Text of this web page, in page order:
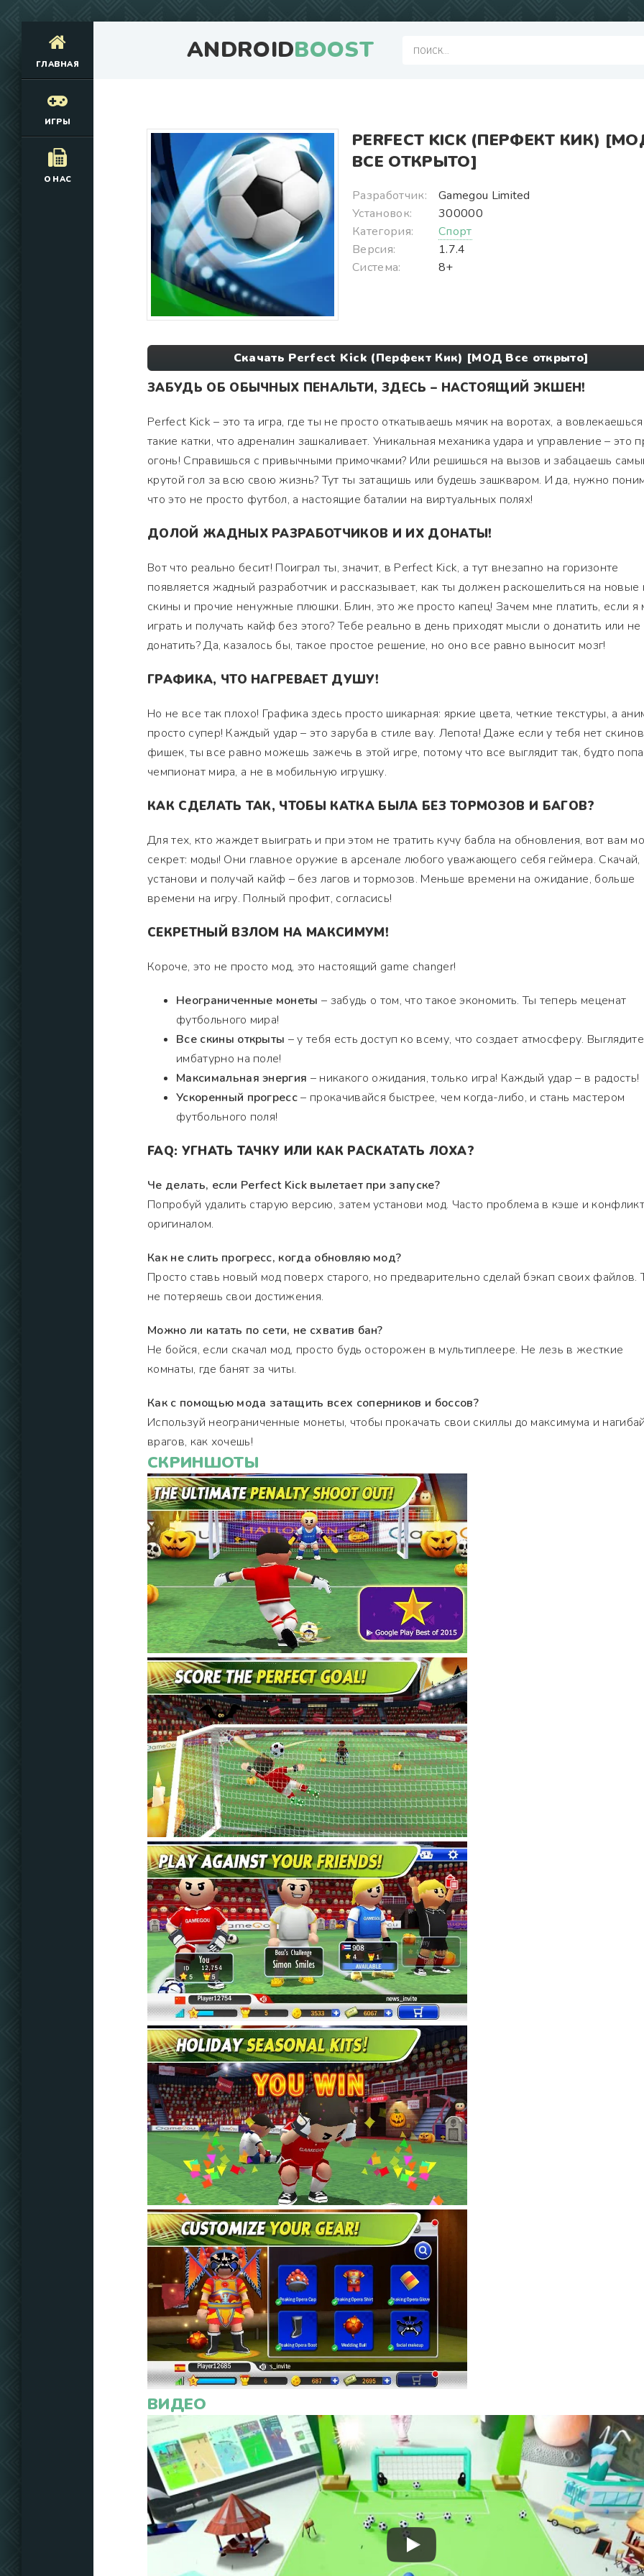
ANDROIDBOOST
ГЛАВНАЯ
ИГРЫ
О НАС
PERFECT KICK (ПЕРФЕКТ КИК)
ВСЕ ОТКРЫТО]
Разработчик:
Gamegou Limited
Установок:
300000
Категория:
Спорт
Версия:
1.7.4
Система:
8+
Скачать Perfect Kick (Перфект Кик) [МОД Все открыто]
ЗАБУДЬ ОБ ОБЫЧНЫХ ПЕНАЛЬТИ, ЗДЕСЬ – НАСТОЯЩИЙ ЭКШЕН!
Perfect Kick – это та игра, где ты не просто откатываешь мячик на воротах, а
такие катки, что адреналин зашкаливает. Уникальная механика удара и управление – это
огонь! Справишься с привычными примочками? Или решишься на вызов и забацаешь
крутой гол за всю свою жизнь? Тут ты затащишь или будешь зашкваром. И да, нужно
что это не просто футбол, а настоящие баталии на виртуальных полях!
ДОЛОЙ ЖАДНЫХ РАЗРАБОТЧИКОВ И ИХ ДОНАТЫ!
Вот что реально бесит! Поиграл ты, значит, в Perfect Kick, а тут внезапно на горизонте
появляется жадный разработчик и рассказывает, как ты должен раскошелиться на новые
скины и прочие ненужные плюшки. Блин, это же просто капец! Зачем мне платить, если я
играть и получать кайф без этого? Тебе реально в день приходят мысли о донатить или не
донатить? Да, казалось бы, такое простое решение, но оно все равно выносит мозг!
ГРАФИКА, ЧТО НАГРЕВАЕТ ДУШУ!
Но не все так плохо! Графика здесь просто шикарная: яркие цвета, четкие текстуры, а
просто супер! Каждый удар – это заруба в стиле вау. Лепота! Даже если у тебя нет
фишек, ты все равно можешь зажечь в этой игре, потому что все выглядит так, будто
чемпионат мира, а не в мобильную игрушку.
КАК СДЕЛАТЬ ТАК, ЧТОБЫ КАТКА БЫЛА БЕЗ ТОРМОЗОВ И БАГОВ?
Для тех, кто жаждет выиграть и при этом не тратить кучу бабла на обновления, вот вам
секрет: моды! Они главное оружие в арсенале любого уважающего себя геймера. Скачай,
установи и получай кайф – без лагов и тормозов. Меньше времени на ожидание, больше
времени на игру. Полный профит, согласись!
СЕКРЕТНЫЙ ВЗЛОМ НА МАКСИМУМ!
Короче, это не просто мод, это настоящий game changer!
Неограниченные монеты – забудь о том, что такое экономить. Ты теперь меценат
футбольного мира!
Все скины открыты – у тебя есть доступ ко всему, что создает атмосферу. Выглядите
имбатурно на поле!
Максимальная энергия – никакого ожидания, только игра! Каждый удар – в радость!
Ускоренный прогресс– прокачивайся быстрее, чем когда-либо, и стань мастером
футбольного поля!
FAQ: УГНАТЬ ТАЧКУ ИЛИ КАК РАСКАТАТЬ ЛОХА?
Че делать, если Perfect Kick вылетает при запуске?
Попробуй удалить старую версию, затем установи мод. Часто проблема в кэше и
оригиналом.
Как не слить прогресс, когда обновляю мод?
Просто ставь новый мод поверх старого, но предварительно сделай бэкап своих файлов.
не потеряешь свои достижения.
Можно ли катать по сети, не схватив бан?
Не бойся, если скачал мод, просто будь осторожен в мультиплеере. Не лезь в жесткие
комнаты, где банят за читы.
Как с помощью мода затащить всех соперников и боссов?
Используй неограниченные монеты, чтобы прокачать свои скиллы до максимума и
врагов, как хочешь!
СКРИНШОТЫ
ВИДЕО